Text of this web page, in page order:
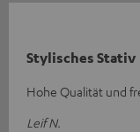
Stylisches Stativ
Hohe Qualität und
Leif N.